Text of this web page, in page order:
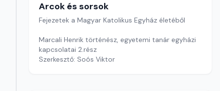
Arcok és sorsok
Fejezetek a Magyar Katolikus Egyház életéből
Marcali Henrik történész, egyetemi tanár egyházi
kapcsolatai 2.rész
Szerkesztő: Soós Viktor